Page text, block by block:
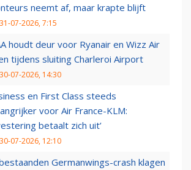
neemt af, maar krapte blijft
31-07-2026, 7:15
houdt deur voor Ryanair en Wizz Air
tijdens sluiting Charleroi Airport
30-07-2026, 14:30
en First Class steeds
voor Air France-KLM:
betaalt zich uit’
30-07-2026, 12:10
Germanwings-crash klagen